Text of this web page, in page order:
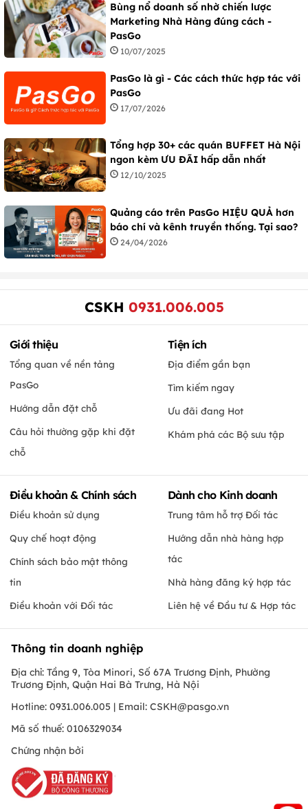
Bùng nổ doanh số nhờ chiến lược
Marketing Nhà Hàng đúng cách -
PasGo
10/07/2025
PasGo là gì - Các cách thức hợp tác với
PasGo
17/07/2026
Tổng hợp 30+ các quán BUFFET Hà Nội
ngon kèm ƯU ĐÃI hấp dẫn nhất
12/10/2025
Quảng cáo trên PasGo HIỆU QUẢ hơn
báo chí và kênh truyền thống. Tại sao?
24/04/2026
CSKH 0931.006.005
Giới thiệu
Tổng quan về nền tảng
PasGo
Hướng dẫn đặt chỗ
Câu hỏi thường gặp khi đặt
chỗ
Tiện ích
Địa điểm gần bạn
Tìm kiếm ngay
Ưu đãi đang Hot
Khám phá các Bộ sưu tập
Điều khoản & Chính sách
Điều khoản sử dụng
Quy chế hoạt động
Chính sách bảo mật thông
tin
Điều khoản với Đối tác
Dành cho Kinh doanh
Trung tâm hỗ trợ Đối tác
Hướng dẫn nhà hàng hợp
tác
Nhà hàng đăng ký hợp tác
Liên hệ về Đầu tư & Hợp tác
Thông tin doanh nghiệp
Địa chỉ: Tầng 9, Tòa Minori, Số 67A Trương Định, Phường
Trương Định, Quận Hai Bà Trưng, Hà Nội
Hotline: 0931.006.005 | Email: CSKH@pasgo.vn
Mã số thuế: 0106329034
Chứng nhận bởi